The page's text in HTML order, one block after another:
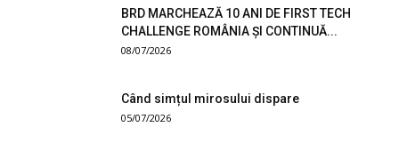
BRD MARCHEAZĂ 10 ANI DE FIRST TECH
CHALLENGE ROMÂNIA ȘI CONTINUĂ...
08/07/2026
Când simțul mirosului dispare
05/07/2026